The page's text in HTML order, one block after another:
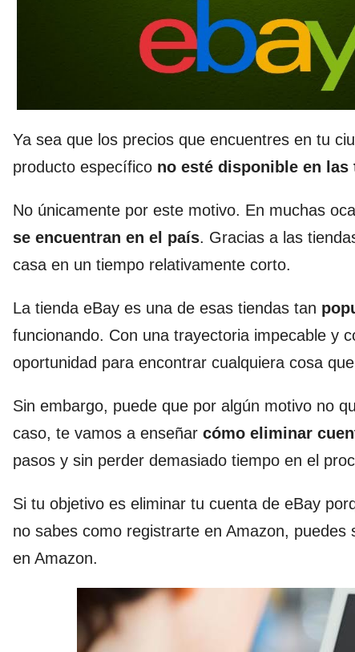
Ya sea que los precios que encuentres en tu
producto específico no esté disponible en
No únicamente por este motivo. En muchas
se encuentran en el país. Gracias a las
casa en un tiempo relativamente corto.
La tienda eBay es una de esas tiendas tan
funcionando. Con una trayectoria impecable y
oportunidad para encontrar cualquiera cosa
Sin embargo, puede que por algún motivo no
caso, te vamos a enseñar cómo eliminar
pasos y sin perder demasiado tiempo en el
Si tu objetivo es eliminar tu cuenta de eBay
no sabes como registrarte en Amazon,
en Amazon.